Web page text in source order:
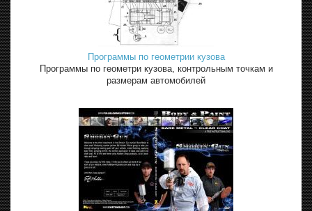
Программы по геометрии кузова
Программы по геометри кузова, контрольным точкам и
размерам автомобилей